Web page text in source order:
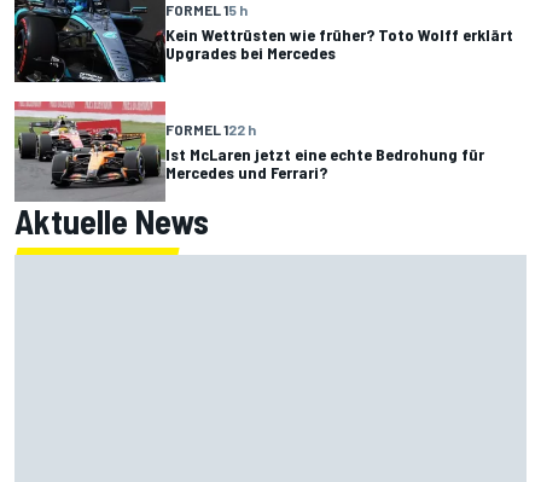
FORMEL 15 h
Kein Wettrüsten wie früher? Toto Wolff erklärt
Upgrades bei Mercedes
FORMEL 122 h
Ist McLaren jetzt eine echte Bedrohung für
Mercedes und Ferrari?
Aktuelle News